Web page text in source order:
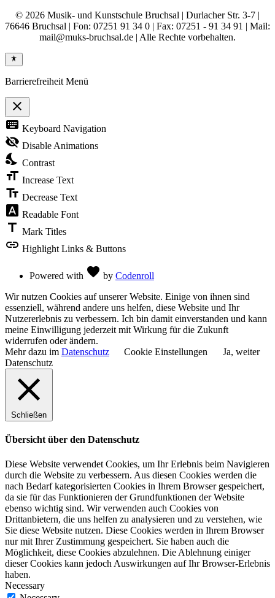
© 2026 Musik- und Kunstschule Bruchsal | Durlacher Str. 3-7 |
76646 Bruchsal | Fon: 07251 91 34 0 | Fax: 07251 - 91 34 91 | Mail:
mail@muks-bruchsal.de | Alle Rechte vorbehalten.
Barrierefreiheit Menü
close
Toggle
the
visibility
of
Accessibility
Toolbar
keyboard Keyboard Navigation
visibility_off Disable Animations
nights_stay Contrast
format_size Increase Text
text_fields Decrease Text
font_download Readable Font
title Mark Titles
link Highlight Links & Buttons
Powered with favorite by Codenroll
Wir nutzen Cookies auf unserer Website. Einige von ihnen sind
essenziell, während andere uns helfen, diese Website und Ihr
Nutzererlebnis zu verbessern. Ich bin damit einverstanden und kann
meine Einwilligung jederzeit mit Wirkung für die Zukunft
widerrufen oder ändern.
Mehr dazu im Datenschutz Cookie Einstellungen
Ja, weiter
Datenschutz
Schließen
Übersicht über den Datenschutz
Diese Website verwendet Cookies, um Ihr Erlebnis beim Navigieren
durch die Website zu verbessern. Aus diesen Cookies werden die
nach Bedarf kategorisierten Cookies in Ihrem Browser gespeichert,
da sie für das Funktionieren der Grundfunktionen der Website
ebenso wichtig sind. Wir verwenden auch Cookies von
Drittanbietern, die uns helfen zu analysieren und zu verstehen, wie
Sie diese Website nutzen. Diese Cookies werden in Ihrem Browser
nur mit Ihrer Zustimmung gespeichert. Sie haben auch die
Möglichkeit, diese Cookies abzulehnen. Die Ablehnung einiger
dieser Cookies kann jedoch Auswirkungen auf Ihr Browser-Erlebnis
haben.
Necessary